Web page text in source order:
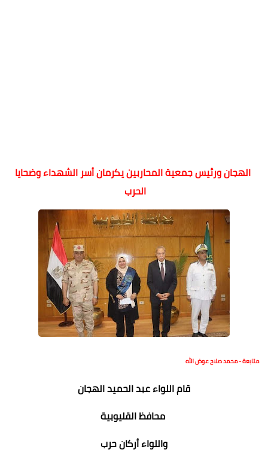
الهجان ورئيس جمعية المحاربين يكرمان أسر الشهداء وضحايا
الحرب
متابعة - محمد صلاح عوض الله
قام اللواء عبد الحميد الهجان
محافظ القليوبية
واللواء أركان حرب